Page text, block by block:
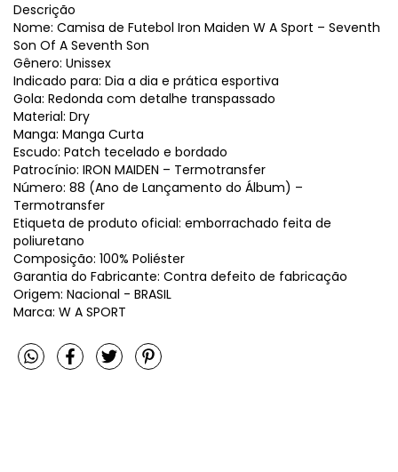
Descrição
Nome: Camisa de Futebol Iron Maiden W A Sport – Seventh
Son Of A Seventh Son
Gênero: Unissex
Indicado para: Dia a dia e prática esportiva
Gola: Redonda com detalhe transpassado
Material: Dry
Manga: Manga Curta
Escudo: Patch tecelado e bordado
Patrocínio: IRON MAIDEN – Termotransfer
Número: 88 (Ano de Lançamento do Álbum) –
Termotransfer
Etiqueta de produto oficial: emborrachado feita de
poliuretano
Composição: 100% Poliéster
Garantia do Fabricante: Contra defeito de fabricação
Origem: Nacional - BRASIL
Marca: W A SPORT